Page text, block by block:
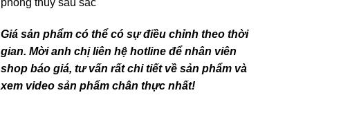
phong thủy sâu sắc
Giá sản phẩm có thể có sự điều chỉnh theo thời
gian. Mời anh chị liên hệ hotline để nhân viên
shop báo giá, tư vấn rất chi tiết về sản phẩm và
xem video sản phẩm chân thực nhất!